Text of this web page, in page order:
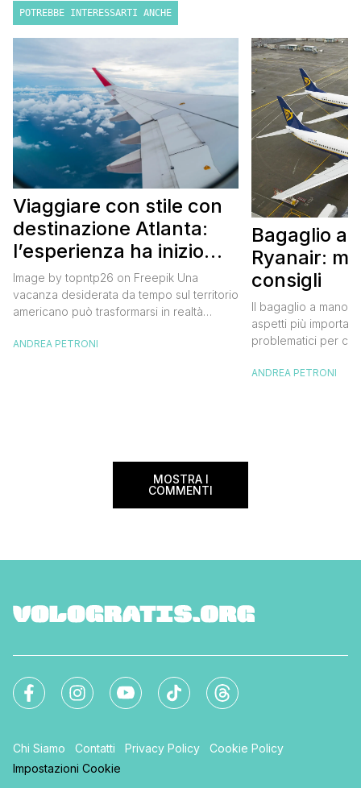
POTREBBE INTERESSARTI ANCHE
Viaggiare con stile con
destinazione Atlanta:
l’esperienza ha inizio
con un volo Air France
Image by topntp26 on Freepik Una
vacanza desiderata da tempo sul territorio
americano può trasformarsi in realtà
France. Tale realtà, fondata nel 1933, ha
ANDREA PETRONI
Bagaglio a
Ryanair:
consigli
Il bagaglio a mano
aspetti più
problematici per chi
bagaglio cambiano
ANDREA PETRONI
MOSTRA I
COMMENTI
Chi Siamo Contatti Privacy Policy
Cookie Policy
Impostazioni Cookie